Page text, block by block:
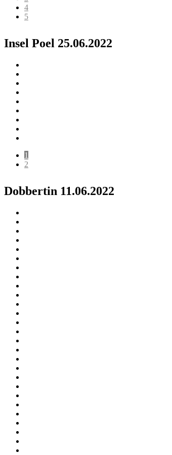
4
5
Insel Poel 25.06.2022
1
2
Dobbertin 11.06.2022